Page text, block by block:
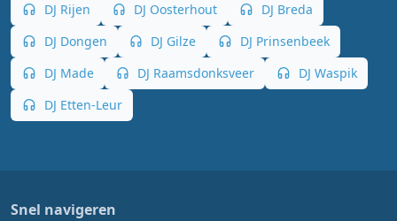
DJ Rijen DJ Oosterhout
DJ Breda
DJ Dongen
DJ Gilze
DJ Prinsenbeek
DJ Made
DJ Raamsdonksveer
DJ Waspik
DJ Etten-Leur
Snel navigeren